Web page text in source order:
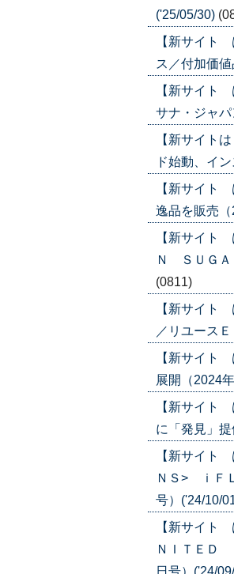
('25/05/30)
【新サイト
ス／付加価
【新サイト
サナ・ジャ
【新サイト
ド始動、イ
【新サイト
逸品を販売
【新サイ
Ｎ ＳＵＧＡ
(0811)
【新サイト
／リユース
【新サイト
展開（2024
【新サイト
に「発見」
【新サイ
ＮＳ> ｉＦ
号）('24/10/
【新サイ
ＮＩＴＥＤ
日号）('24/